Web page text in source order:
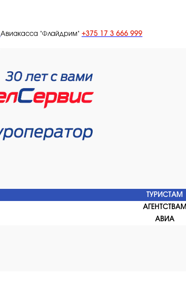
Авиакасса "Флайдрим" +375 17 3 666 999
ТУРИСТАМ
АГЕНТСТВАМ
АВИА